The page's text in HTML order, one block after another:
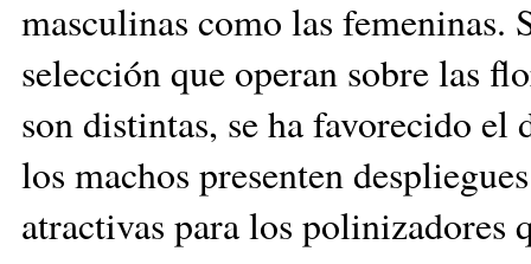
masculinas como las femeninas.
selección que operan sobre las
son distintas, se ha favorecido
los machos presenten
atractivas para los polinizadores